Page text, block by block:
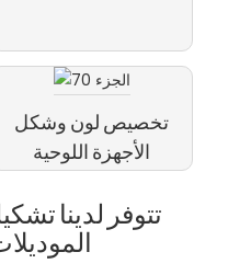
تخصيص لون وشكل
الأجهزة اللوحية
تتوفر لدينا